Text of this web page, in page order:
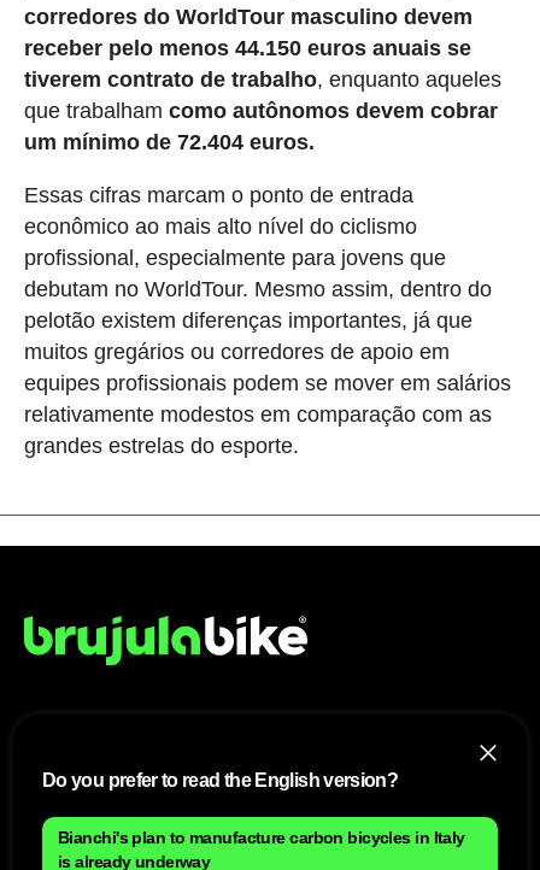
corredores do WorldTour masculino devem
receber pelo menos 44.150 euros anuais se
tiverem contrato de trabalho, enquanto aqueles
que trabalham como autônomos devem cobrar
um mínimo de 72.404 euros.
Essas cifras marcam o ponto de entrada
econômico ao mais alto nível do ciclismo
profissional, especialmente para jovens que
debutam no WorldTour. Mesmo assim, dentro do
pelotão existem diferenças importantes, já que
muitos gregários ou corredores de apoio em
equipes profissionais podem se mover em salários
relativamente modestos em comparação com as
grandes estrelas do esporte.
Mapa do site
Política de cookies Brasileiro
Anúnciate con nosotros brasileiro
Política de privacidad brasileiro
Do you prefer to read the English version?
Bianchi's plan to manufacture carbon bicycles in Italy
is already underway